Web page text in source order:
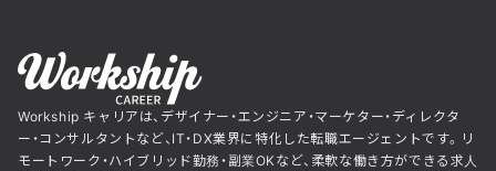
Workship キャリアは、デザイナー・エンジニア・マーケター・ディレクタ
ー・コンサルタントなど、IT・DX業界に特化した転職エージェントです。リ
モートワーク・ハイブリッド勤務・副業OKなど、柔軟な働き方ができる求人